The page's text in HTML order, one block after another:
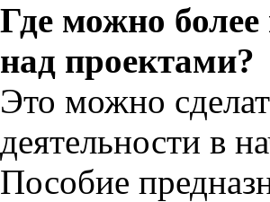
Где можно
над проектами?
Это можно
деятельности в
Пособие